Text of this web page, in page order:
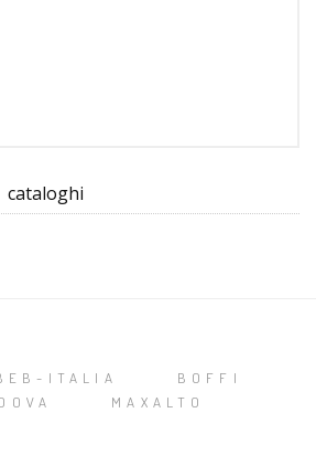
cataloghi
ITALIA
BOFFI
MAXALTO